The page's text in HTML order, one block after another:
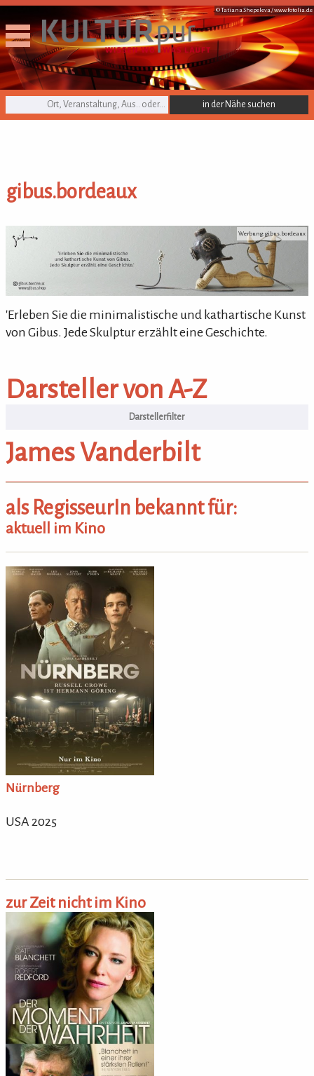
© Tatiana Shepeleva /www.fotolia.de
KULTURpur Suche
gibus.bordeaux
gibus.bordeaux Werbung: gibus.bordeaux
'Erleben Sie die minimalistische und kathartische Kunst
von Gibus. Jede Skulptur erzählt eine Geschichte.
Darsteller von A-Z
Darsteller von A-Z
James Vanderbilt
als RegisseurIn bekannt für:
aktuell im Kino
Nürnberg
USA 2025
zur Zeit nicht im Kino